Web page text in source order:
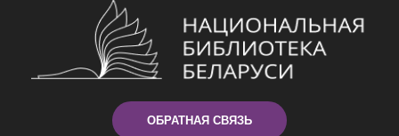
ОБРАТНАЯ СВЯЗЬ